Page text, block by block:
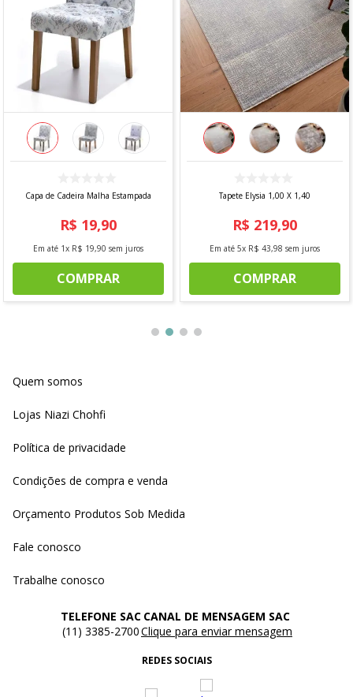
Capa de Cadeira Malha Estampada
R$ 19,90
Em até 1x R$ 19,90 sem juros
COMPRAR
Tapete Elysia 1,00 X 1,40
R$ 219,90
Em até 5x R$ 43,98 sem juros
COMPRAR
Quem somos
Lojas Niazi Chohfi
Política de privacidade
Condições de compra e venda
Orçamento Produtos Sob Medida
Fale conosco
Trabalhe conosco
TELEFONE SAC
(11) 3385-2700
CANAL DE MENSAGEM SAC
Clique para enviar mensagem
REDES SOCIAIS